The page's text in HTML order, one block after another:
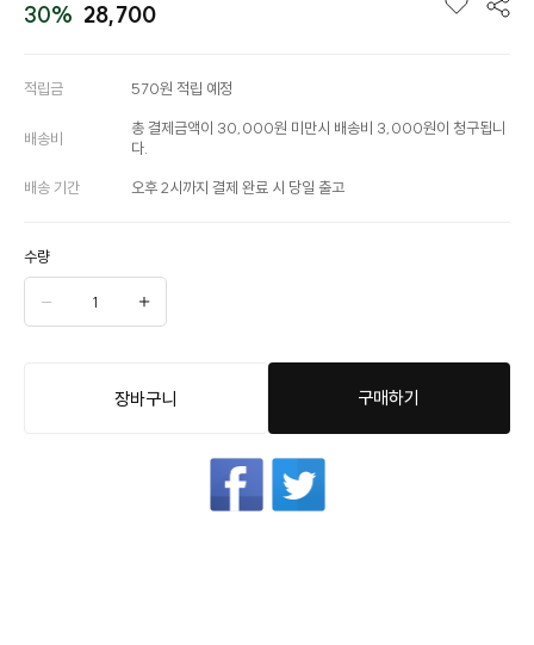
30% 28,700
적립금 570원 적립 예정
배송비
총 결제금액이 30,000원 미만시 배송비 3,000원이 청구됩니
다.
배송 기간 오후 2시까지 결제 완료 시 당일 출고
수량
장바구니 구매하기